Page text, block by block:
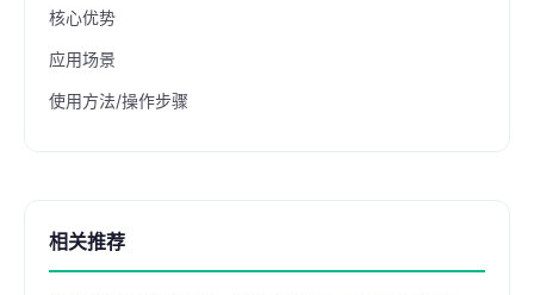
核心优势
应用场景
使用方法/操作步骤
相关推荐